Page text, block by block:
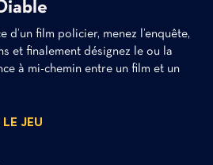
d’un film policier, menez l’enquête,
et finalement désignez le ou la
à mi-chemin entre un film et un
LE JEU